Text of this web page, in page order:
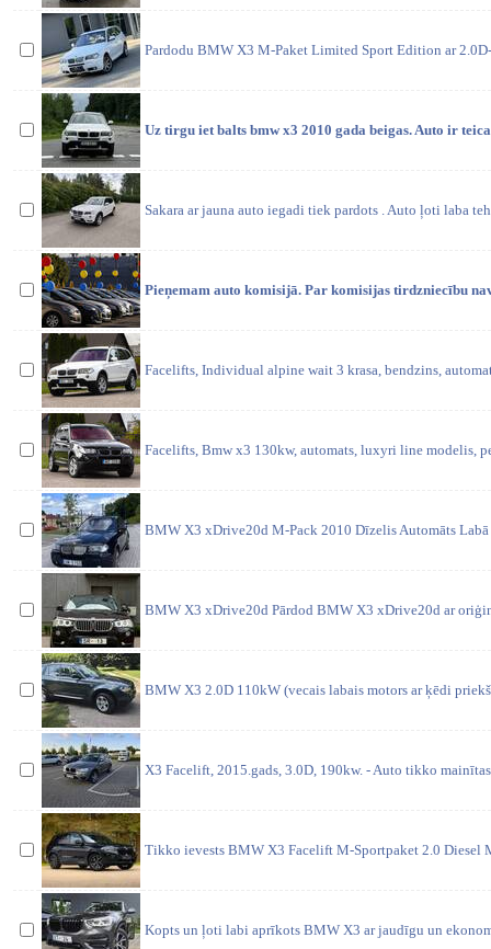
Pardodu BMW X3 M-Paket Limited Sport Edition ar
Uz tirgu iet balts bmw x3 2010 gada beigas. Auto ir
Sakara ar jauna auto iegadi tiek pardots . Auto ļoti laba
Pieņemam auto komisijā. Par komisijas tirdzniecību
Facelifts, Individual alpine wait 3 krasa, bendzins,
Facelifts, Bmw x3 130kw, automats, luxyri line modelis,
BMW X3 xDrive20d M-Pack 2010 Dīzelis Automāts
BMW X3 xDrive20d Pārdod BMW X3 xDrive20d ar
BMW X3 2.0D 110kW (vecais labais motors ar ķēdi
X3 Facelift, 2015.gads, 3.0D, 190kw. - Auto tikko
Tikko ievests BMW X3 Facelift M-Sportpaket 2.0 Diesel
Kopts un ļoti labi aprīkots BMW X3 ar jaudīgu un